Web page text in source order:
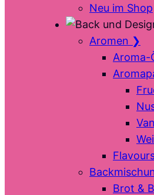
Neu im Shop
Aromen ❯
Aroma-
Brot &